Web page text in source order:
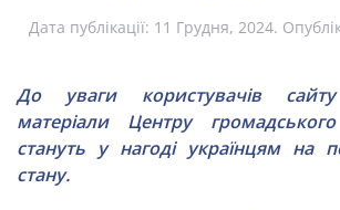
Дата публікації: 11 Грудня, 2024.
До уваги користувачів сайту
матеріали Центру
стануть у нагоді українцям на
стану.